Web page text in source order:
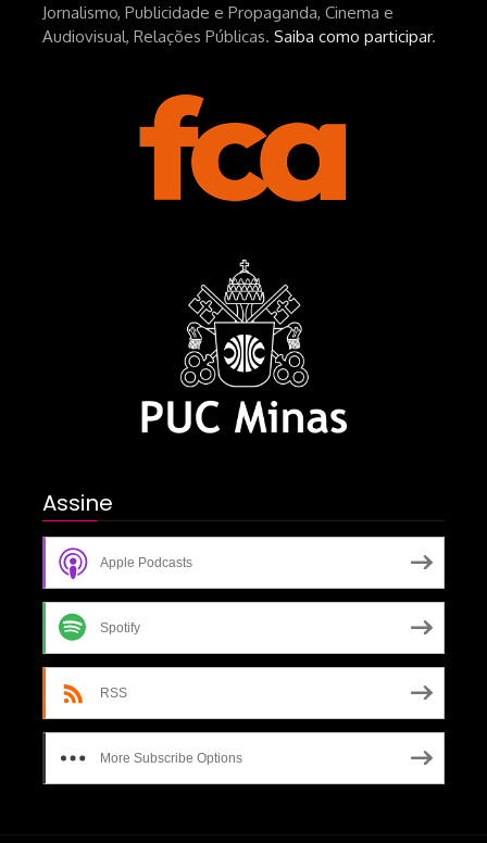
Jornalismo, Publicidade e Propaganda, Cinema e
Audiovisual, Relações Públicas. Saiba como participar.
Assine
Apple Podcasts
Spotify
RSS
More Subscribe Options